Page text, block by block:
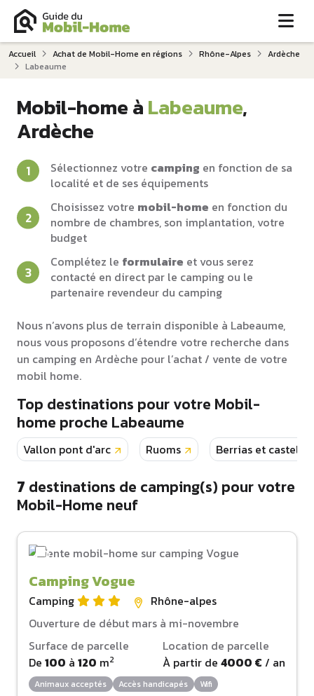
Accueil Achat de Mobil-Home en régions Rhône-Alpes
Ardèche
Labeaume
Mobil-home àLabeaume,
Ardèche
Sélectionnez votre camping en fonction de sa
localité et de ses équipements
Choisissez votre mobil-home en fonction du
nombre de chambres, son implantation, votre
budget
Complétez le formulaire et vous serez
contacté en direct par le camping ou le
partenaire revendeur du camping
Nous n’avons plus de terrain disponible à Labeaume,
nous vous proposons d’étendre votre recherche dans
un camping en Ardèche pour l’achat / vente de votre
mobil home.
Top destinations pour votre Mobil-
home proche Labeaume
Vallon pont d'arc Ruoms Berrias et casteljau
7 destinations de camping(s) pour votre
Mobil-Home neuf
Camping Vogue
Camping
Rhône-alpes
Ouverture de début mars à mi-novembre
Surface de parcelle
De 100 à 120 m2
Location de parcelle
À partir de 4000 € / an
Animaux acceptés Accès handicapés Wifi